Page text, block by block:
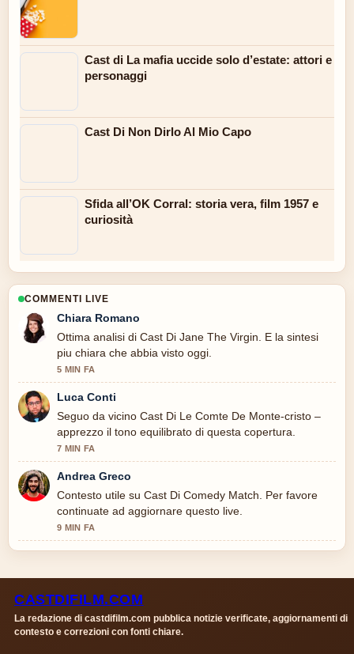
Cast di La mafia uccide solo d’estate: attori e
personaggi
Cast Di Non Dirlo Al Mio Capo
Sfida all’OK Corral: storia vera, film 1957 e
curiosità
COMMENTI LIVE
Chiara Romano
Ottima analisi di Cast Di Jane The Virgin. E la sintesi
piu chiara che abbia visto oggi.
5 MIN FA
Luca Conti
Seguo da vicino Cast Di Le Comte De Monte-cristo –
apprezzo il tono equilibrato di questa copertura.
7 MIN FA
Andrea Greco
Contesto utile su Cast Di Comedy Match. Per favore
continuate ad aggiornare questo live.
9 MIN FA
CASTDIFILM.COM
La redazione di castdifilm.com pubblica notizie verificate, aggiornamenti di
contesto e correzioni con fonti chiare.